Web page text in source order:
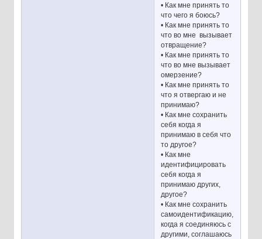
• Как мне принять то
что чего я боюсь?
• Как мне принять то
что во мне вызывает
отвращение?
• Как мне принять то
что во мне вызывает
омерзение?
• Как мне принять то
что я отвергаю и не
принимаю?
• Как мне сохранить
себя когда я
принимаю в себя что
то другое?
• Как мне
идентифицировать
себя когда я
принимаю других,
другое?
• Как мне сохранить
самоидентификацию,
когда я соединяюсь с
другими, соглашаюсь